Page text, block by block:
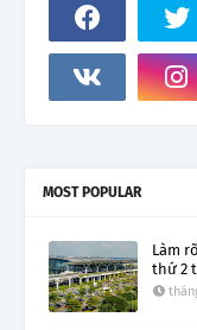
MOST POPULAR
Làm
thứ 2